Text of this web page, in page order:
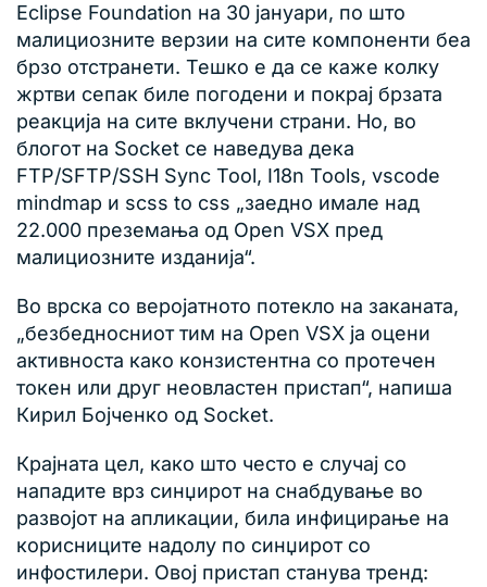
Eclipse Foundation на 30 јануари, по што
малициозните верзии на сите компоненти беа
брзо отстранети. Тешко е да се каже колку
жртви сепак биле погодени и покрај брзата
реакција на сите вклучени страни. Но, во
блогот на Socket се наведува дека
FTP/SFTP/SSH Sync Tool, I18n Tools, vscode
mindmap и scss to css „заедно имале над
22.000 преземања од Open VSX пред
малициозните изданија“.
Во врска со веројатното потекло на заканата,
„безбедносниот тим на Open VSX ја оцени
активноста како конзистентна со протечен
токен или друг неовластен пристап“, напиша
Кирил Бојченко од Socket.
Крајната цел, како што често е случај со
нападите врз синџирот на снабдување во
развојот на апликации, била инфицирање на
корисниците надолу по синџирот со
инфостилери. Овој пристап станува тренд: